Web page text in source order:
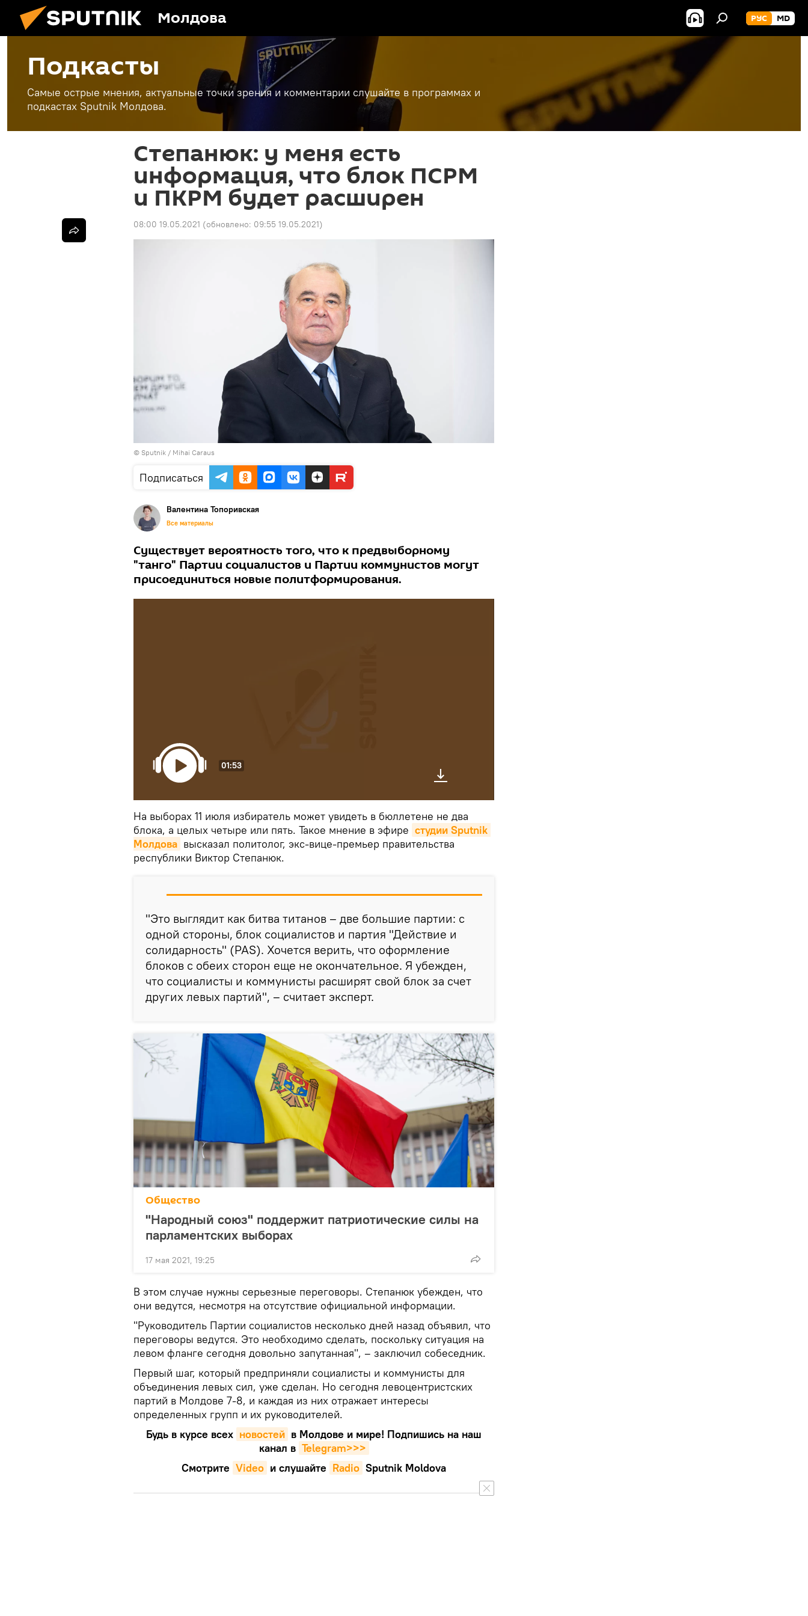
Молдова РУС MD
Подкасты
Самые острые мнения, актуальные точки зрения и комментарии слушайте в программах и
подкастах Sputnik Молдова.
Степанюк: у меня есть
информация, что блок ПСРМ
и ПКРМ будет расширен
08:00 19.05.2021 (обновлено: 09:55 19.05.2021)
© Sputnik / Mihai Caraus
Подписаться
Валентина Топоривская
Все материалы
Существует вероятность того, что к предвыборному
"танго" Партии социалистов и Партии коммунистов могут
присоединиться новые политформирования.
01:53
На выборах 11 июля избиратель может увидеть в бюллетене не два
блока, а целых четыре или пять. Такое мнение в эфире студии Sputnik
Молдова высказал политолог, экс-вице-​премьер правительства
республики Виктор Степанюк.
"Это выглядит как битва титанов – две большие партии: с
одной стороны, блок социалистов и партия "Действие и
солидарность" (PAS). Хочется верить, что оформление
блоков с обеих сторон еще не окончательное. Я убежден,
что социалисты и коммунисты расширят свой блок за счет
других левых партий", – считает эксперт.
Общество
"Народный союз" поддержит патриотические силы на
парламентских выборах
17 мая 2021, 19:25
В этом случае нужны серьезные переговоры. Степанюк убежден, что
они ведутся, несмотря на отсутствие официальной информации.
"Руководитель Партии социалистов несколько дней назад объявил, что
переговоры ведутся. Это необходимо сделать, поскольку ситуация на
левом фланге сегодня довольно запутанная", – заключил собеседник.
Первый шаг, который предприняли социалисты и коммунисты для
объединения левых сил, уже сделан. Но сегодня левоцентристских
партий в Молдове 7-8, и каждая из них отражает интересы
определенных групп и их руководителей.
Будь в курсе всех новостей в Молдове и мире! Подпишись на наш
канал в Telegram>>>
Смотрите Video и слушайте Radio Sputnik Moldova